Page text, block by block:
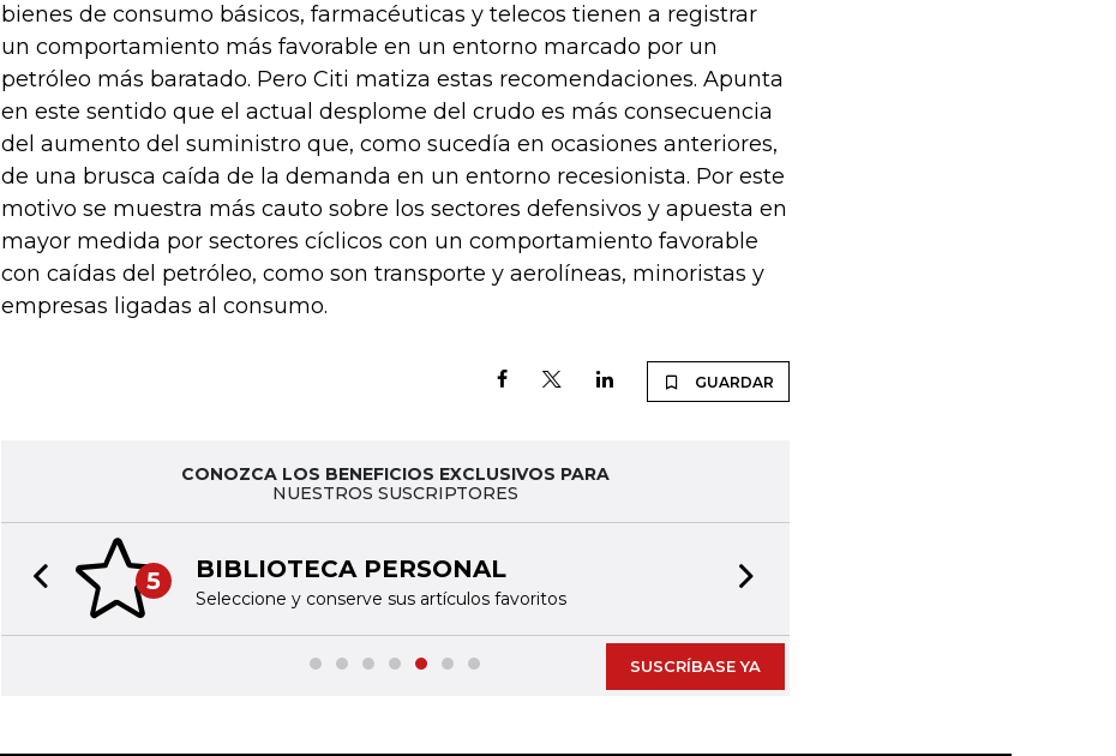
bienes de consumo básicos, farmacéuticas y telecos tienen a registrar
un comportamiento más favorable en un entorno marcado por un
petróleo más baratado. Pero Citi matiza estas recomendaciones. Apunta
en este sentido que el actual desplome del crudo es más consecuencia
del aumento del suministro que, como sucedía en ocasiones anteriores,
de una brusca caída de la demanda en un entorno recesionista. Por este
motivo se muestra más cauto sobre los sectores defensivos y apuesta en
mayor medida por sectores cíclicos con un comportamiento favorable
con caídas del petróleo, como son transporte y aerolíneas, minoristas y
empresas ligadas al consumo.
GUARDAR
CONOZCA LOS BENEFICIOS EXCLUSIVOS PARA
NUESTROS SUSCRIPTORES
5 BIBLIOTECA PERSONAL
Seleccione y conserve sus artículos favoritos
Previous slide
SUSCRÍBASE YA